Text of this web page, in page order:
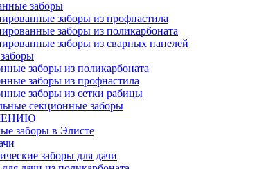
заборы
заборы из профнастила
заборы из поликарбоната
заборы из сварных панелей
заборы из поликарбоната
заборы из профнастила
заборы из сетки рабицы
секционные заборы
заборы в Элисте
заборы для дачи